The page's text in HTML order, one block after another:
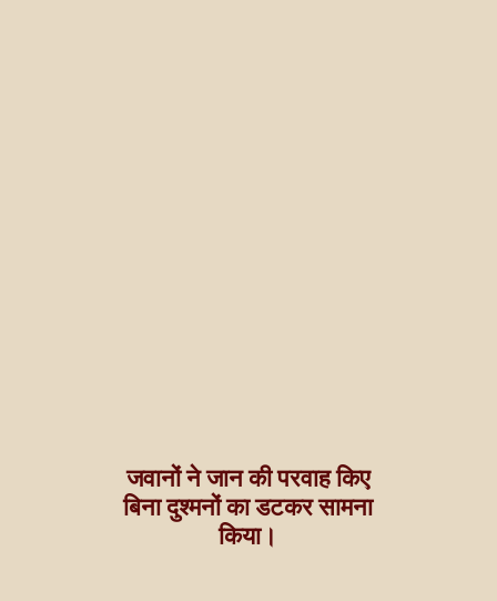
जवानों ने जान की परवाह किए
बिना दुश्मनों का डटकर सामना
किया।